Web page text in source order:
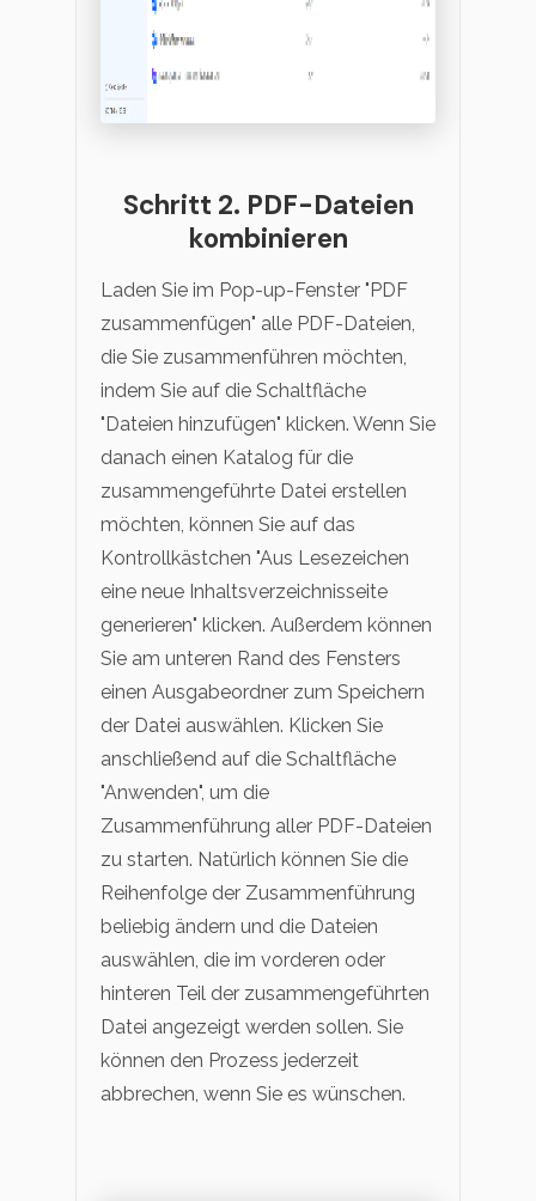
Schritt 2. PDF-Dateien
kombinieren
Laden Sie im Pop-up-Fenster "PDF
zusammenfügen" alle PDF-Dateien,
die Sie zusammenführen möchten,
indem Sie auf die Schaltfläche
"Dateien hinzufügen" klicken. Wenn Sie
danach einen Katalog für die
zusammengeführte Datei erstellen
möchten, können Sie auf das
Kontrollkästchen "Aus Lesezeichen
eine neue Inhaltsverzeichnisseite
generieren" klicken. Außerdem können
Sie am unteren Rand des Fensters
einen Ausgabeordner zum Speichern
der Datei auswählen. Klicken Sie
anschließend auf die Schaltfläche
"Anwenden", um die
Zusammenführung aller PDF-Dateien
zu starten. Natürlich können Sie die
Reihenfolge der Zusammenführung
beliebig ändern und die Dateien
auswählen, die im vorderen oder
hinteren Teil der zusammengeführten
Datei angezeigt werden sollen. Sie
können den Prozess jederzeit
abbrechen, wenn Sie es wünschen.